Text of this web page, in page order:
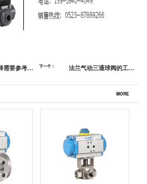
需要参考以
下一个：
法兰气动三通球阀的工作
MORE